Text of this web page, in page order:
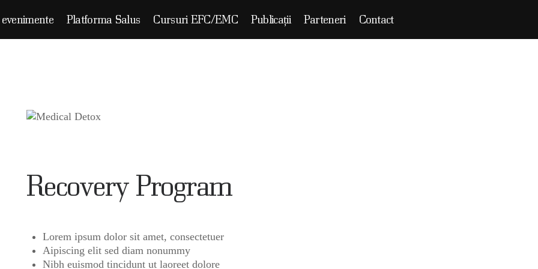
Platforma Salus Cursuri EFC/EMC Publicații Parteneri Contact
SALUS
Recovery Program
Lorem ipsum dolor sit amet, consectetuer
Aipiscing elit sed diam nonummy
Nibh euismod tincidunt ut laoreet dolore